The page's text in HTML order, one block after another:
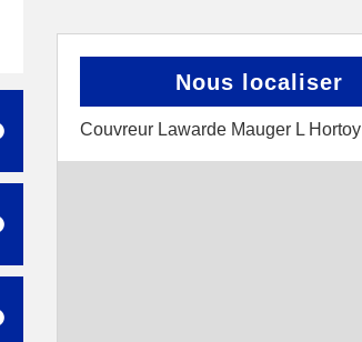
Nous localiser
Couvreur Lawarde Mauger L Hortoy